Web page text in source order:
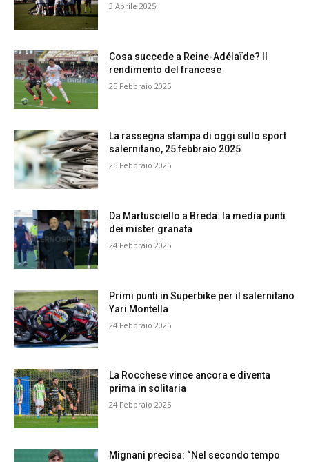
3 Aprile 2025
Cosa succede a Reine-Adélaïde? Il
rendimento del francese
25 Febbraio 2025
La rassegna stampa di oggi sullo sport
salernitano, 25 febbraio 2025
25 Febbraio 2025
Da Martusciello a Breda: la media punti
dei mister granata
24 Febbraio 2025
Primi punti in Superbike per il salernitano
Yari Montella
24 Febbraio 2025
La Rocchese vince ancora e diventa
prima in solitaria
24 Febbraio 2025
Mignani precisa: “Nel secondo tempo